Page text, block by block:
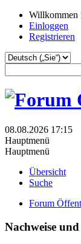
Willkommen
Einloggen
Registrieren
08.08.2026 17:15
Hauptmenü
Hauptmenü
Übersicht
Suche
Forum
Nachweise